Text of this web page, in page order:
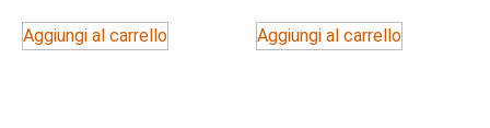
Aggiungi al carrello Aggiungi al carrello